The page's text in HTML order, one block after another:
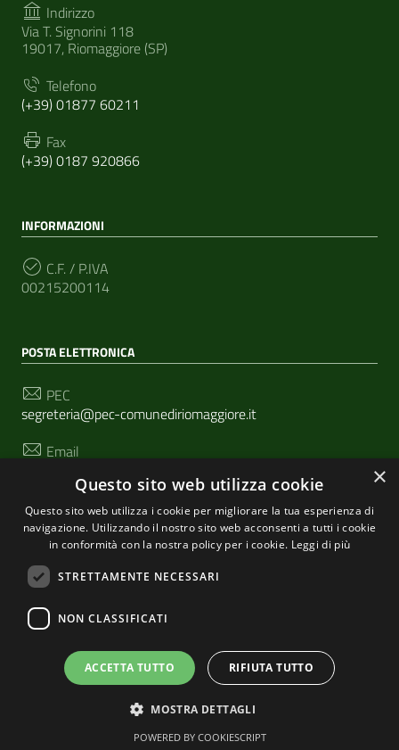
Indirizzo
Via T. Signorini 118
19017, Riomaggiore (SP)
Telefono
(+39) 01877 60211
Fax
(+39) 0187 920866
INFORMAZIONI
C.F. / P.IVA
00215200114
POSTA ELETTRONICA
PEC
segreteria@pec-comunediriomaggiore.it
Email
SEGUICI SU
Sezione Link Utili
Privacy | Cookie policy | Realizzato con
Tema grafico ItaliaWP2 | Basato sul Prototipo per siti
PA di AgID
×
Questo sito web utilizza cookie
Questo sito web utilizza i cookie per migliorare la tua esperienza di
navigazione. Utilizzando il nostro sito web acconsenti a tutti i cookie
in conformità con la nostra policy per i cookie. Leggi di più
STRETTAMENTE NECESSARI
NON CLASSIFICATI
ACCETTA TUTTO RIFIUTA TUTTO
MOSTRA DETTAGLI
POWERED BY COOKIESCRIPT